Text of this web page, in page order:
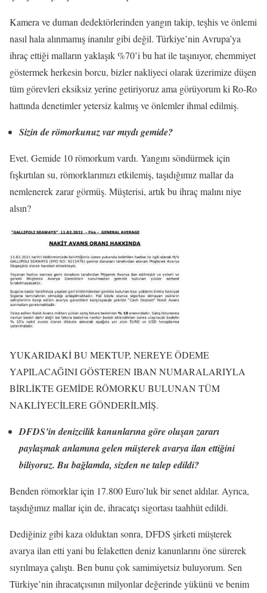
Kamera ve duman dedektörlerinden yangın takip, teşhis ve önlemi
nasıl hala alınmamış inanılır gibi değil. Türkiye’nin Avrupa’ya
ihraç ettiği malların yaklaşık %70’i bu hat ile taşınıyor, ehemmiyet
göstermek herkesin borcu, bizler nakliyeci olarak üzerimize düşen
tüm görevleri eksiksiz yerine getiriyoruz ama görüyorum ki Ro-Ro
hattında denetimler yetersiz kalmış ve önlemler ihmal edilmiş.
Sizin de römorkunuz var mıydı gemide?
Evet. Gemide 10 römorkum vardı. Yangını söndürmek için
fışkırtılan su, römorklarımızı etkilemiş, taşıdığımız mallar da
nemlenerek zarar görmüş. Müşterisi, artık bu ihraç malını niye
alsın?
YUKARIDAKİ BU MEKTUP, NEREYE ÖDEME
YAPILACAĞINI GÖSTEREN IBAN NUMARALARIYLA
BİRLİKTE GEMİDE RÖMORKU BULUNAN TÜM
NAKLİYECİLERE GÖNDERİLMİŞ.
DFDS’in denizcilik kanunlarına göre oluşan zararı
paylaşmak anlamına gelen müşterek avarya ilan ettiğini
biliyoruz. Bu bağlamda, sizden ne talep edildi?
Benden römorklar için 17.800 Euro’luk bir senet aldılar. Ayrıca,
taşıdığımız mallar için de, ihracatçı sigortası taahhüt edildi.
Dediğiniz gibi kaza olduktan sonra, DFDS şirketi müşterek
avarya ilan etti yani bu felaketten deniz kanunlarını öne sürerek
sıyrılmaya çalıştı. Ben bunu çok samimiyetsiz buluyorum. Sen
Türkiye’nin ihracatçısının milyonlar değerinde yükünü ve benim